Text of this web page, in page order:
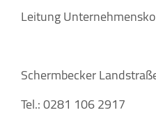
Leitung
Schermbecker
Tel.: 0281 106 2917